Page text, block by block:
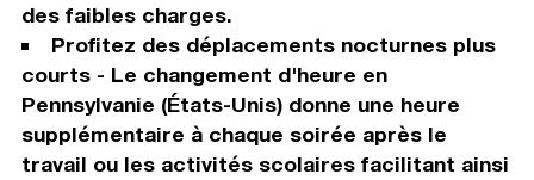
des faibles charges.
Profitez des déplacements nocturnes plus
courts - Le changement d'heure en
Pennsylvanie (États-Unis) donne une heure
supplémentaire à chaque soirée après le
travail ou les activités scolaires facilitant ainsi